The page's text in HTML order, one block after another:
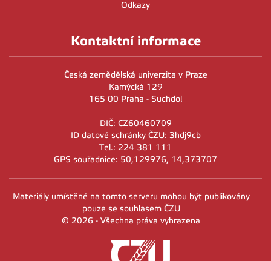
Odkazy
Kontaktní informace
Česká zemědělská univerzita v Praze
Kamýcká 129
165 00 Praha - Suchdol
DIČ: CZ60460709
ID datové schránky ČZU: 3hdj9cb
Tel.: 224 381 111
GPS souřadnice: 50,129976, 14,373707
Materiály umístěné na tomto serveru mohou být publikovány
pouze se souhlasem ČZU
© 2026 - Všechna práva vyhrazena